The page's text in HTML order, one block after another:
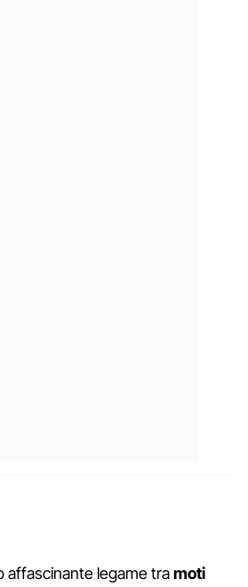
affascinante legame tramoti